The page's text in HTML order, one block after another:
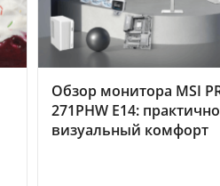
Обзор монитора MSI
271PHW E14:
визуальный комфорт